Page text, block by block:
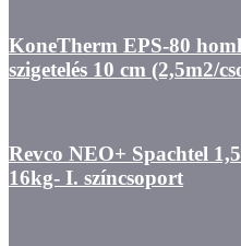
KoneTherm EPS-80
szigetelés 10 cm (2,5m2/
Revco NEO+ Spachtel
16kg- I. színcsoport